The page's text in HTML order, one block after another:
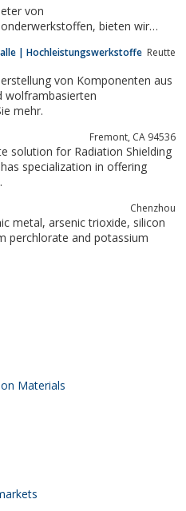
von
bieten wir
High-Tech Lösungen.
Kompetenz,...
| Hochleistungswerkstoffe Reutte
von Komponenten aus
mehr.
Fremont, CA 94536
solution for Radiation Shielding
Chenzhou
silicon
Materials